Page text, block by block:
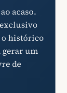
acaso.
o histórico
gerar um
de